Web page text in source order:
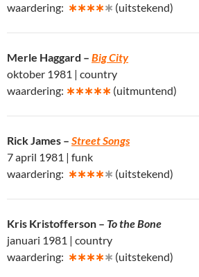
waardering: ∗∗∗∗∗ (uitstekend)
Merle Haggard – Big City
oktober 1981 | country
waardering: ∗∗∗∗∗ (uitmuntend)
Rick James – Street Songs
7 april 1981 | funk
waardering: ∗∗∗∗∗ (uitstekend)
Kris Kristofferson – To the Bone
januari 1981 | country
waardering: ∗∗∗∗∗ (uitstekend)